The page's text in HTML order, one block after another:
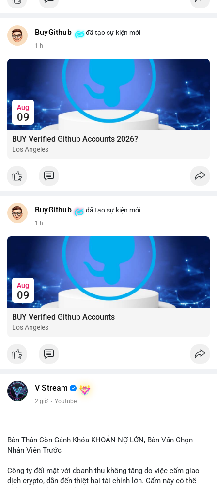
BuyGithub đã tạo sự kiện mới
1 h
Aug
09
BUY Verified Github Accounts 2026?
Los Angeles
BuyGithub đã tạo sự kiện mới
1 h
Aug
09
BUY Verified Github Accounts
Los Angeles
V Stream
2 giờ · Youtube
Bàn Thân Còn Gánh Khóa KHOẢN NỢ LỚN, Bàn Vấn Chọn
Nhân Viên Trước
Công ty đối mặt với doanh thu không tăng do việc cấm giao
dịch crypto, dẫn đến thiệt hại tài chính lớn. Cấm này có thể